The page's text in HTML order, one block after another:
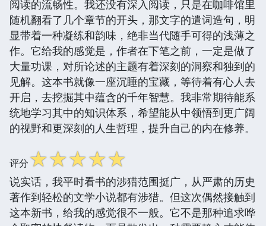
阅读的流畅性。我还没有深入阅读，只是在咖啡馆里
随机翻看了几个章节的开头，那文字的遣词造句，明
显带着一种凝练和韵味，绝非当代随手可得的浅薄之
作。它给我的感觉是，作者在下笔之前，一定是做了
大量功课，对所论述的主题有着深刻的洞察和独到的
见解。这本书就像一座沉睡的宝藏，等待着有心人去
开启，去挖掘其中蕴含的千年智慧。我非常期待能系
统地学习其中的知识体系，希望能从中领悟到更广阔
的视野和更深刻的人生哲理，提升自己的内在修养。
评分☆☆☆☆☆
说实话，我平时看书的涉猎范围挺广，从严肃的历史
著作到轻松的文学小说都有涉猎。但这次偶然接触到
这本新书，给我的感觉很不一般。它不是那种追求哗